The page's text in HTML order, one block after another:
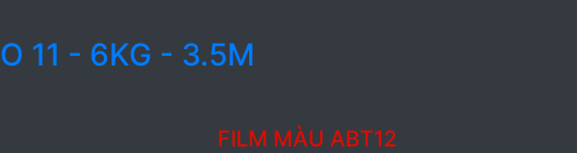
11 - 6KG - 3.5M
FILM MÀU ABT12